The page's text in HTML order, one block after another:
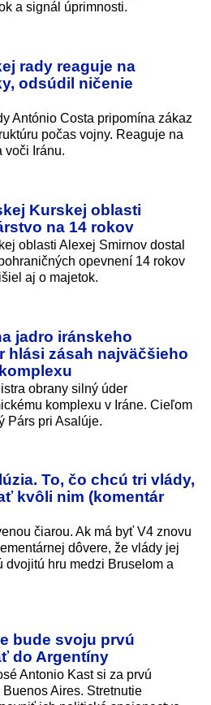
a signál úprimnosti.
rady reaguje na
odsúdil ničenie
António Costa pripomína zákaz
počas vojny. Reaguje na
voči Iránu.
Kurskej oblasti
na 14 rokov
oblasti Alexej Smirnov dostal
opevnení 14 rokov
aj o majetok.
jadro iránskeho
hlási zásah najväčšieho
obrany silný úder
komplexu v Iráne. Cieľom
Párs pri Asalúje.
To, čo chcú tri vlády,
kvôli nim (komentár
čiarou. Ak má byť V4 znovu
dôvere, že vlády jej
dvojitú hru medzi Bruselom a
bude svoju prvú
do Argentíny
Antonio Kast si za prvú
Aires. Stretnutie